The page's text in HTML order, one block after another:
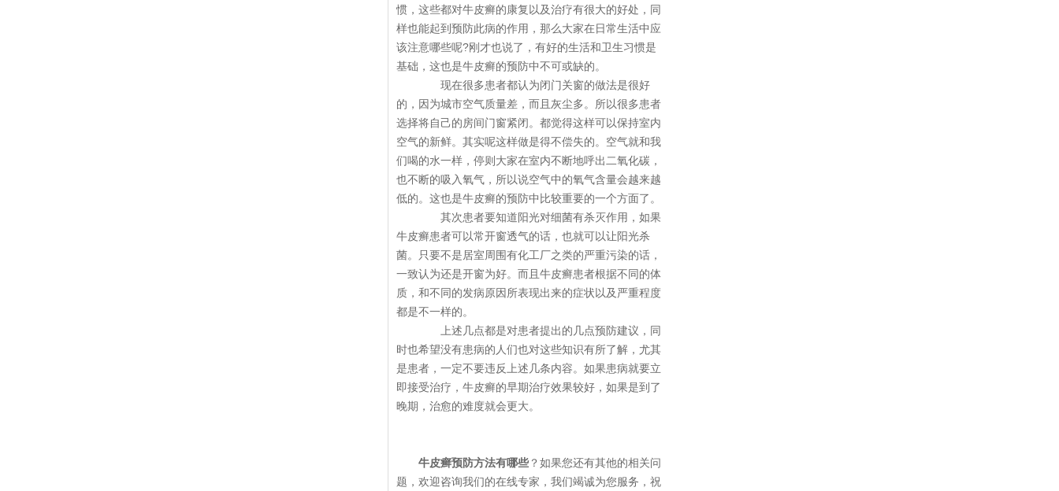
惯，这些都对牛皮癣的康复以及治疗有很大的好处，同
样也能起到预防此病的作用，那么大家在日常生活中应
该注意哪些呢?刚才也说了，有好的生活和卫生习惯是
基础，这也是牛皮癣的预防中不可或缺的。
现在很多患者都认为闭门关窗的做法是很好
的，因为城市空气质量差，而且灰尘多。所以很多患者
选择将自己的房间门窗紧闭。都觉得这样可以保持室内
空气的新鲜。其实呢这样做是得不偿失的。空气就和我
们喝的水一样，停则大家在室内不断地呼出二氧化碳，
也不断的吸入氧气，所以说空气中的氧气含量会越来越
低的。这也是牛皮癣的预防中比较重要的一个方面了。
其次患者要知道阳光对细菌有杀灭作用，如果
牛皮癣患者可以常开窗透气的话，也就可以让阳光杀
菌。只要不是居室周围有化工厂之类的严重污染的话，
一致认为还是开窗为好。而且牛皮癣患者根据不同的体
质，和不同的发病原因所表现出来的症状以及严重程度
都是不一样的。
上述几点都是对患者提出的几点预防建议，同
时也希望没有患病的人们也对这些知识有所了解，尤其
是患者，一定不要违反上述几条内容。如果患病就要立
即接受治疗，牛皮癣的早期治疗效果较好，如果是到了
晚期，治愈的难度就会更大。
牛皮癣预防方法有哪些 ？如果您还有其他的相关问
题，欢迎咨询我们的在线专家，我们竭诚为您服务，祝